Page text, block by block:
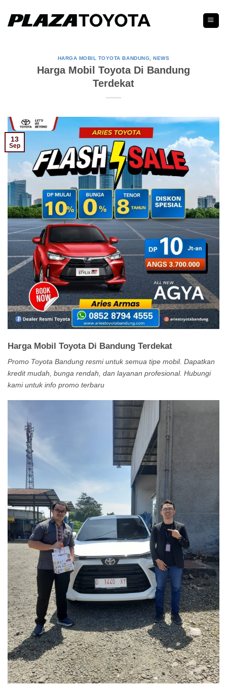
content
HARGA MOBIL TOYOTA BANDUNG ,NEWS
Harga Mobil Toyota Di Bandung
Terdekat
13
Sep
Harga Mobil Toyota Di Bandung Terdekat
Promo Toyota Bandung resmi untuk semua tipe mobil. Dapatkan
kredit mudah, bunga rendah, dan layanan profesional. Hubungi
kami untuk info promo terbaru